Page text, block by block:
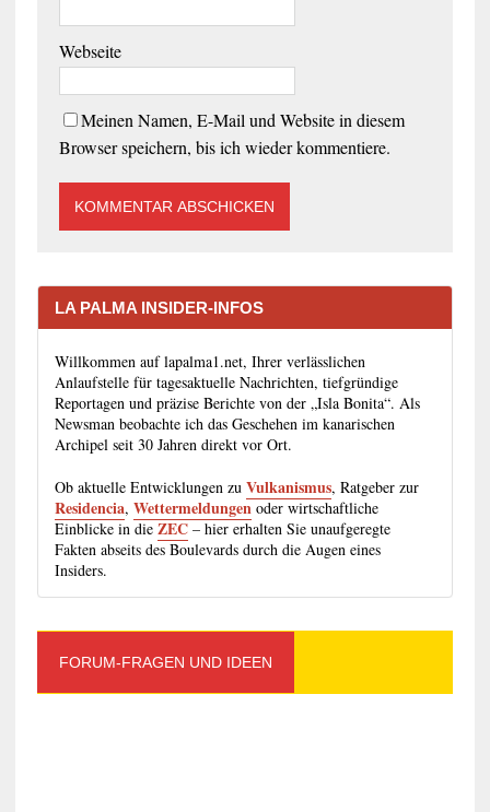
Webseite
Meinen Namen, E-Mail und Website in diesem
Browser speichern, bis ich wieder kommentiere.
LA PALMA INSIDER-INFOS
Willkommen auf lapalma1.net, Ihrer verlässlichen
Anlaufstelle für tagesaktuelle Nachrichten, tiefgründige
Reportagen und präzise Berichte von der „Isla Bonita“. Als
Newsman beobachte ich das Geschehen im kanarischen
Archipel seit 30 Jahren direkt vor Ort.
Ob aktuelle Entwicklungen zu Vulkanismus, Ratgeber zur
Residencia, Wettermeldungen oder wirtschaftliche
Einblicke in dieZEC– hier erhalten Sie unaufgeregte
Fakten abseits des Boulevards durch die Augen eines
Insiders.
FORUM-FRAGEN UND IDEEN